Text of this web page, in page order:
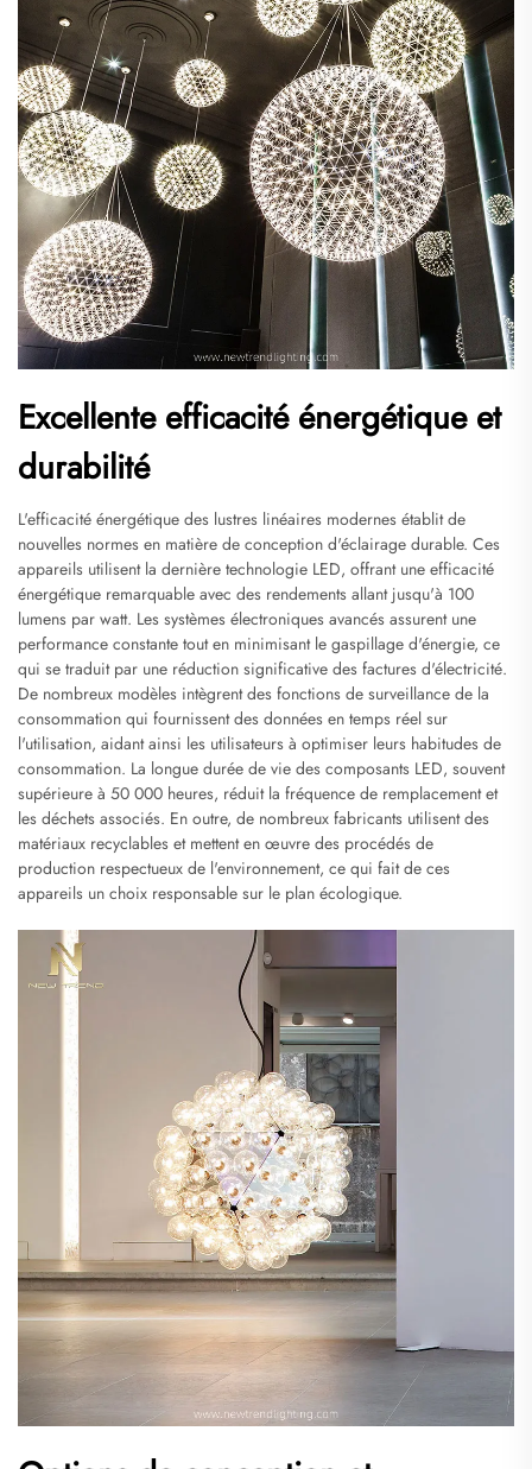
Excellente efficacité énergétique et
durabilité
L'efficacité énergétique des lustres linéaires modernes établit de
nouvelles normes en matière de conception d'éclairage durable. Ces
appareils utilisent la dernière technologie LED, offrant une efficacité
énergétique remarquable avec des rendements allant jusqu'à 100
lumens par watt. Les systèmes électroniques avancés assurent une
performance constante tout en minimisant le gaspillage d'énergie, ce
qui se traduit par une réduction significative des factures d'électricité.
De nombreux modèles intègrent des fonctions de surveillance de la
consommation qui fournissent des données en temps réel sur
l'utilisation, aidant ainsi les utilisateurs à optimiser leurs habitudes de
consommation. La longue durée de vie des composants LED, souvent
supérieure à 50 000 heures, réduit la fréquence de remplacement et
les déchets associés. En outre, de nombreux fabricants utilisent des
matériaux recyclables et mettent en œuvre des procédés de
production respectueux de l'environnement, ce qui fait de ces
appareils un choix responsable sur le plan écologique.